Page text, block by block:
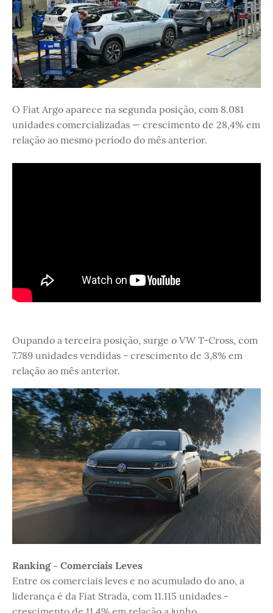
O Fiat Argo aparece na segunda posição, com 8.081
unidades comercializadas — crescimento de 28,4% em
relação ao mesmo período do mês anterior.
Oupando a terceira posição, surge o VW T-Cross, com
7.789 unidades vendidas - crescimento de 3,8% em
relação ao mês anterior.
Ranking - Comerciais Leves
Entre os comerciais leves e no acumulado do ano, a
liderança é da Fiat Strada, com 11.115 unidades -